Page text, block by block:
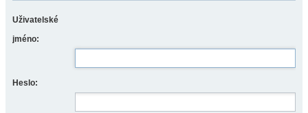
Uživatelské
jméno:
Heslo: